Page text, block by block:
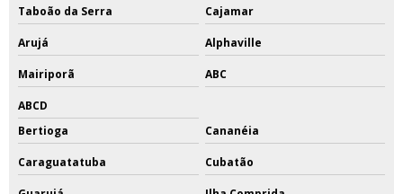
Taboão da Serra Cajamar
Arujá Alphaville
Mairiporã ABC
ABCD
Bertioga
Cananéia
Caraguatatuba Cubatão